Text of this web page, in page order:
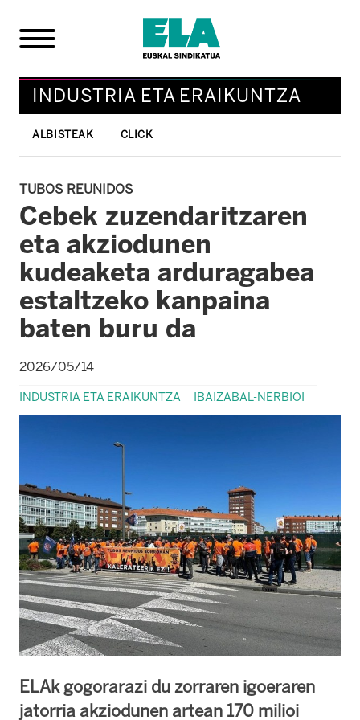
INDUSTRIA ETA ERAIKUNTZA
ALBISTEAK CLICK
TUBOS REUNIDOS
Cebek zuzendaritzaren
eta akziodunen
kudeaketa arduragabea
estaltzeko kanpaina
baten buru da
2026/05/14
INDUSTRIA ETA ERAIKUNTZA IBAIZABAL-NERBIOI
ELAk gogorarazi du zorraren igoeraren
jatorria akziodunen artean 170 milioi